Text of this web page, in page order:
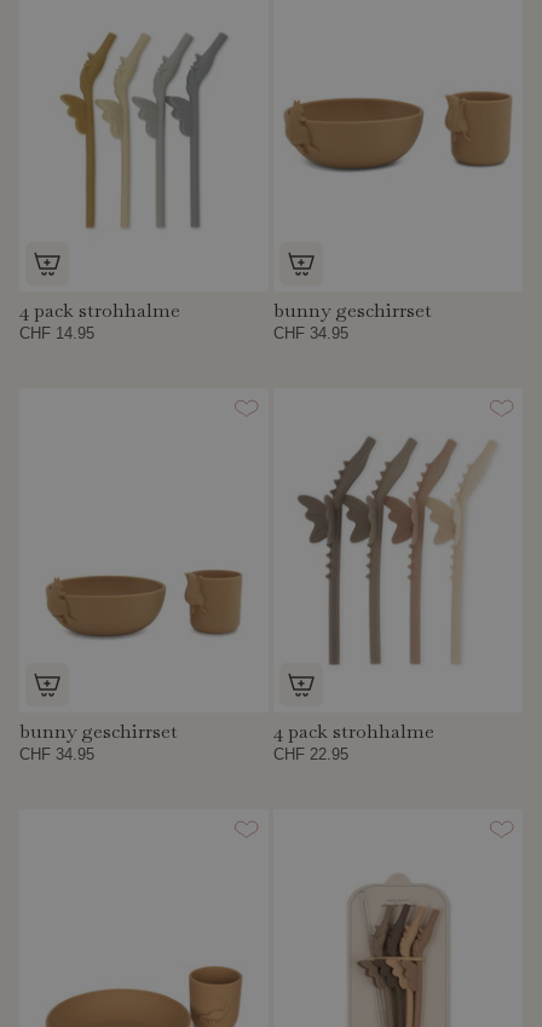
4 pack strohhalme
CHF 14.95
bunny geschirrset
CHF 34.95
bunny geschirrset
CHF 34.95
4 pack strohhalme
CHF 22.95